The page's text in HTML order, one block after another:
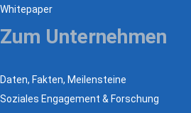
Whitepaper
Zum Unternehmen
Daten, Fakten, Meilensteine
Soziales Engagement & Forschung